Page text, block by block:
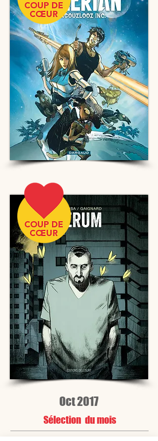
Oct 2017
Sélection du mois